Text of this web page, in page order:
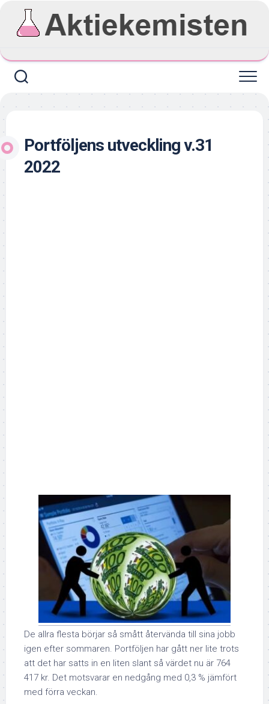
content
Portföljens utveckling v.31
2022
De allra flesta börjar så smått återvända till sina jobb
igen efter sommaren. Portföljen har gått ner lite trots
att det har satts in en liten slant så värdet nu är 764
417 kr. Det motsvarar en nedgång med 0,3 % jämfört
med förra veckan.